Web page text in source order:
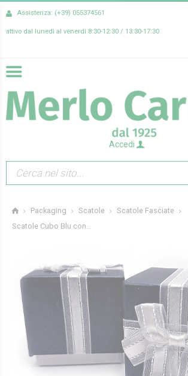
Assistenza: (+39) 055374561
attivo dal lunedì al venerdì 8:30-12:30 / 13:30-17:30
Accedi
Packaging Scatole
Scatole Fasciate
Scatole Cubo Blu con...